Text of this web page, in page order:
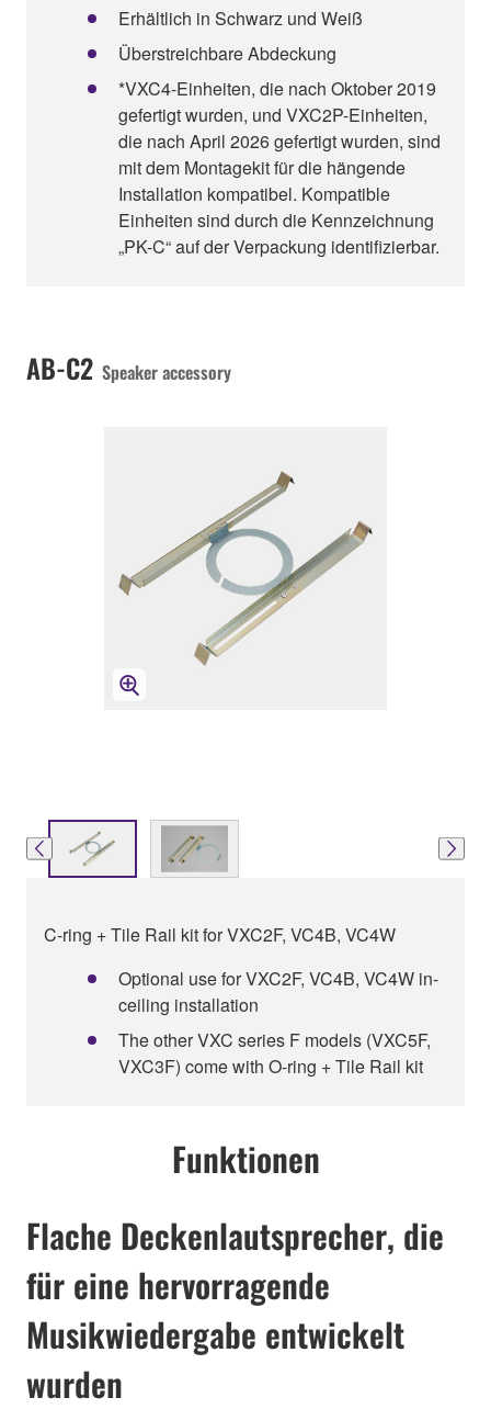
Erhältlich in Schwarz und Weiß
Überstreichbare Abdeckung
*VXC4-Einheiten, die nach Oktober 2019
gefertigt wurden, und VXC2P-Einheiten,
die nach April 2026 gefertigt wurden, sind
mit dem Montagekit für die hängende
Installation kompatibel. Kompatible
Einheiten sind durch die Kennzeichnung
„PK-C“ auf der Verpackung identifizierbar.
AB-C2 Speaker accessory
C-ring + Tile Rail kit for VXC2F, VC4B, VC4W
Optional use for VXC2F, VC4B, VC4W in-
ceiling installation
The other VXC series F models (VXC5F,
VXC3F) come with O-ring + Tile Rail kit
Funktionen
Flache Deckenlautsprecher, die
für eine hervorragende
Musikwiedergabe entwickelt
wurden